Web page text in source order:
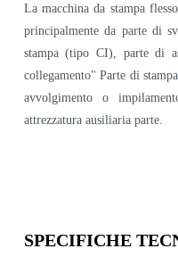
La macchina da stampa
principalmente da parte di
stampa (tipo CI), parte di
collegamento" Parte di
avvolgimento o
attrezzatura ausiliaria parte.
SPECIFICHE